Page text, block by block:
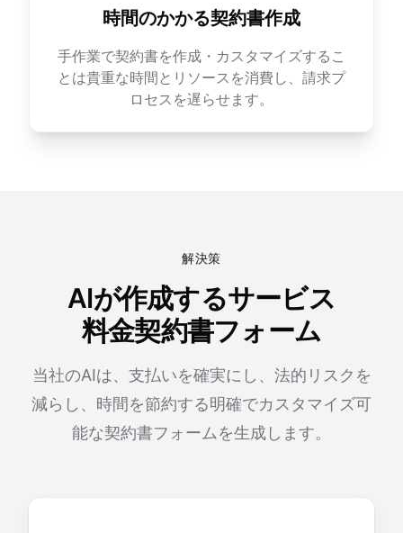
時間のかかる契約書作成
手作業で契約書を作成・カスタマイズするこ
とは貴重な時間とリソースを消費し、請求プ
ロセスを遅らせます。
解決策
AIが作成するサービス
料金契約書フォーム
当社のAIは、支払いを確実にし、法的リスクを
減らし、時間を節約する明確でカスタマイズ可
能な契約書フォームを生成します。